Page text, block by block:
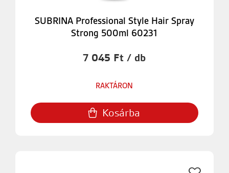
SUBRINA Professional Style Hair Spray
Strong 500ml 60231
7 045 Ft / db
RAKTÁRON
Kosárba